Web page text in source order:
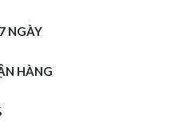
NGÀY
HÀNG